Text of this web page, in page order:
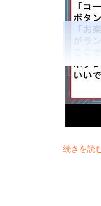
続きを読